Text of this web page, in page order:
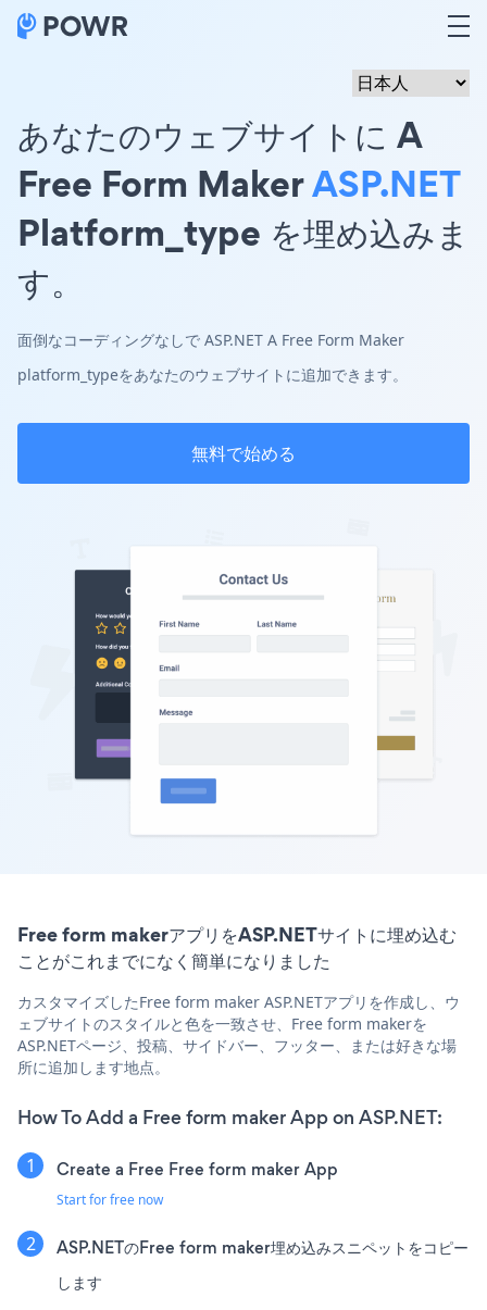
あなたのウェブサイトに A
Free Form MakerASP.NET
Platform_type を埋め込みま
す。
面倒なコーディングなしで ASP.NET A Free Form Maker
platform_typeをあなたのウェブサイトに追加できます。
無料で始める
Free form makerアプリをASP.NETサイトに埋め込む
ことがこれまでになく簡単になりました
カスタマイズしたFree form maker ASP.NETアプリを作成し、ウ
ェブサイトのスタイルと色を一致させ、Free form makerを
ASP.NETページ、投稿、サイドバー、フッター、または好きな場
所に追加します地点。
How To Add a Free form maker App on ASP.NET:
Create a Free Free form maker App
Start for free now
ASP.NETのFree form maker埋め込みスニペットをコピー
します